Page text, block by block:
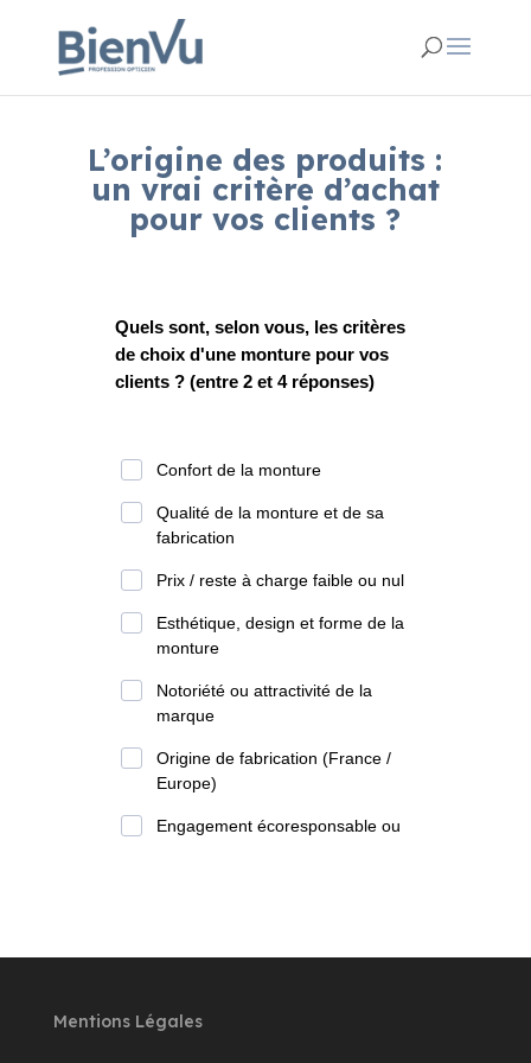
L’origine des produits :
un vrai critère d’achat
pour vos clients ?
Mentions Légales